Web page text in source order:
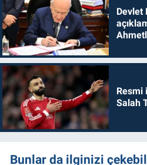
Devlet
Resmi
Salah
Bunlar da ilginizi